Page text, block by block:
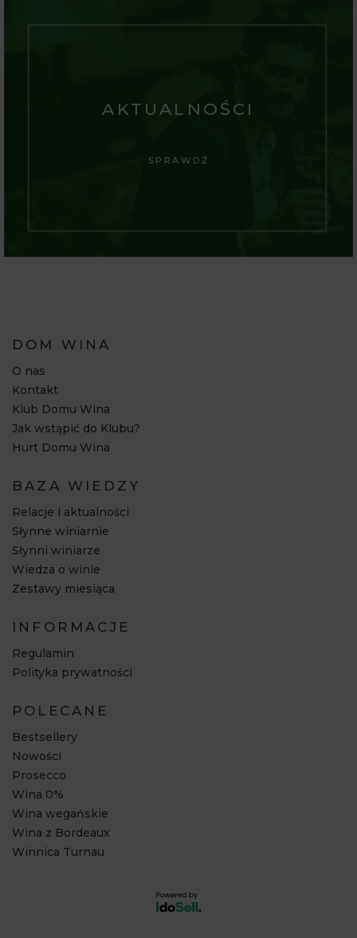
AKTUALNOŚCI
SPRAWDŹ
DOM WINA
O nas
Kontakt
Klub Domu Wina
Jak wstąpić do Klubu?
Hurt Domu Wina
BAZA WIEDZY
Relacje i aktualności
Słynne winiarnie
Słynni winiarze
Wiedza o winie
Zestawy miesiąca
INFORMACJE
Regulamin
Polityka prywatności
POLECANE
Bestsellery
Nowości
Prosecco
Wina 0%
Wina wegańskie
Wina z Bordeaux
Winnica Turnau